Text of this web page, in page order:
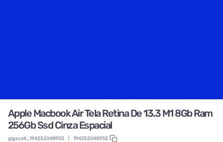
Apple Macbook Air Tela Retina De 13.3 M1 8Gb Ram
256Gb Ssd Cinza Espacial
gigacell_194252048955 194252048955